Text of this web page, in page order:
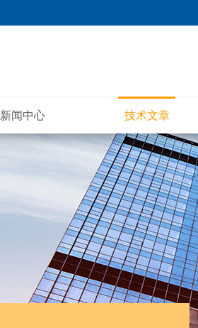
新闻中心 技术文章